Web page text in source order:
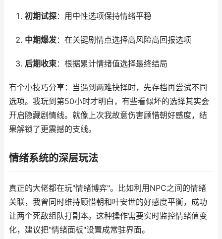
初期试探：用中性选项保持情绪平稳
中期爆发：在关键剧情点选择高风险高回报选项
后期收束：根据累计情绪值选择最终结局
有个小技巧分享：当遇到两难抉择时，先存档再尝试不同
选项。我玩到第50小时才明白，有些看似坏的选择其实会
开启隐藏剧情线。就像上次我故意伤害顾惜朝好感度，结
果解锁了更震撼的支线。
情绪系统的深层玩法
真正的大佬都在玩"情绪博弈"。比如利用NPC之间的情绪
关联，我曾同时维持顾惜朝和叶安世的好感度平衡，成功
让两个死敌组队打副本。这种操作需要实时监控情绪值变
化，建议把"情绪面板"设置成常驻界面。